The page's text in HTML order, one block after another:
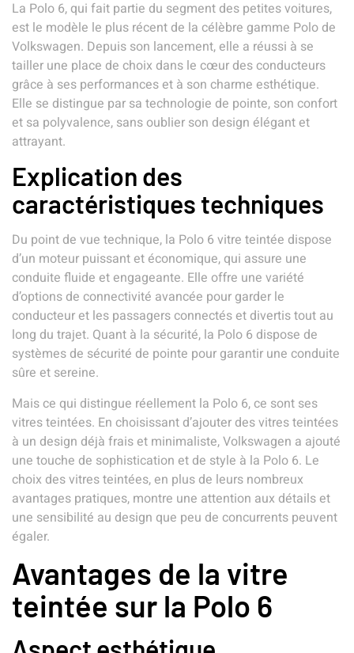
La Polo 6, qui fait partie du segment des petites voitures,
est le modèle le plus récent de la célèbre gamme Polo de
Volkswagen. Depuis son lancement, elle a réussi à se
tailler une place de choix dans le cœur des conducteurs
grâce à ses performances et à son charme esthétique.
Elle se distingue par sa technologie de pointe, son confort
et sa polyvalence, sans oublier son design élégant et
attrayant.
Explication des
caractéristiques techniques
Du point de vue technique, la Polo 6 vitre teintée dispose
d’un moteur puissant et économique, qui assure une
conduite fluide et engageante. Elle offre une variété
d’options de connectivité avancée pour garder le
conducteur et les passagers connectés et divertis tout au
long du trajet. Quant à la sécurité, la Polo 6 dispose de
systèmes de sécurité de pointe pour garantir une conduite
sûre et sereine.
Mais ce qui distingue réellement la Polo 6, ce sont ses
vitres teintées. En choisissant d’ajouter des vitres teintées
à un design déjà frais et minimaliste, Volkswagen a ajouté
une touche de sophistication et de style à la Polo 6. Le
choix des vitres teintées, en plus de leurs nombreux
avantages pratiques, montre une attention aux détails et
une sensibilité au design que peu de concurrents peuvent
égaler.
Avantages de la vitre
teintée sur la Polo 6